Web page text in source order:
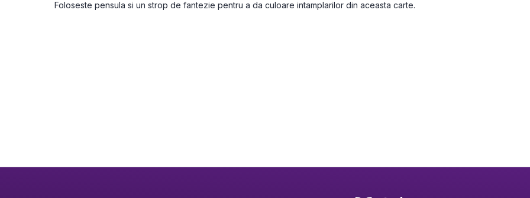
Foloseste pensula si un strop de fantezie pentru a da culoare intamplarilor din aceasta carte.